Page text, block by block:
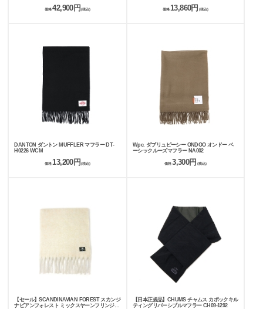
価格 42,900円 (税込) 価格 13,860円 (税込)
DANTON ダントン MUFFLER マフラー DT-
H0226 WCM
価格 13,200円 (税込)
Wpc. ダブリュピーシー ONDOO オンドー ベ
ーシックルーズマフラー NA002
価格3,300円 (税込)
【セール】SCANDINAVIAN FOREST スカンジ
ナビアンフォレスト ミックスヤーンフリンジマ
【日本正規品】CHUMS チャムス カポックキル
ティングリバーシブルマフラー CH09-1292